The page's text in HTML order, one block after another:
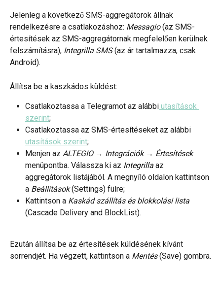
Jelenleg a következő SMS-aggregátorok állnak
rendelkezésre a csatlakozáshoz: Messagio (az SMS-
értesítések az SMS-aggregátornak megfelelően kerülnek
felszámításra), Integrilla SMS (az ár tartalmazza, csak
Android).
Állítsa be a kaszkádos küldést:
Csatlakoztassa a Telegramot az alábbi utasítások
szerint;
Csatlakoztassa az SMS-értesítéseket az alábbi
utasítások szerint;
Menjen az ALTEGIO → Integrációk → Értesítések
menüpontba. Válassza ki az Integrilla az
aggregátorok listájából. A megnyíló oldalon kattintson
a Beállítások (Settings) fülre;
Kattintson a Kaskád szállítás és blokkolási lista
(Cascade Delivery and BlockList).
Ezután állítsa be az értesítések küldésének kívánt
sorrendjét. Ha végzett, kattintson a Mentés (Save) gombra.